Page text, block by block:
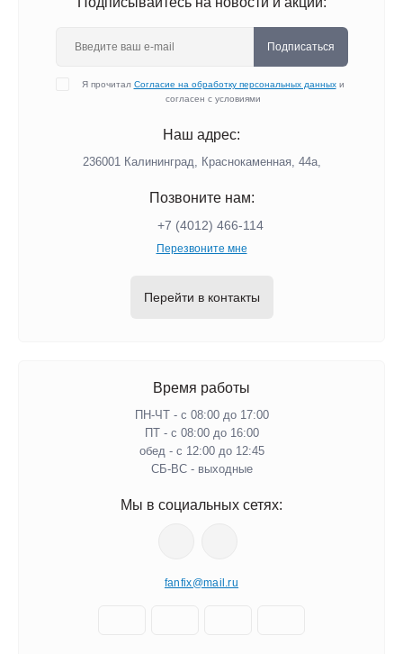
Подписаться
Я прочитал Согласие на обработку персональных данныхи
согласен с условиями
Наш адрес:
236001 Калининград, Краснокаменная, 44а,
Позвоните нам:
+7 (4012) 466-114
Перезвоните мне
Перейти в контакты
Время работы
ПН-ЧТ - с 08:00 до 17:00
ПТ - с 08:00 до 16:00
обед - с 12:00 до 12:45
СБ-ВС - выходные
Мы в социальных сетях:
fanfix@mail.ru